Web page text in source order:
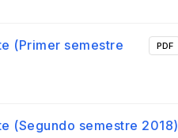
(Primer semestre
PDF
(Segundo semestre 2018)